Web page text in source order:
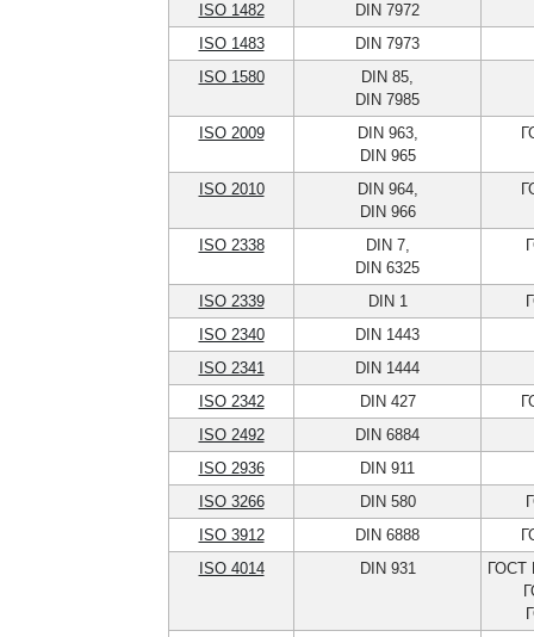
ISO 1482
DIN 7972
ISO 1483
DIN 7973
ISO 1580
DIN 85,
DIN 7985
ISO 2009
DIN 963,
DIN 965
ISO 2010
DIN 964,
DIN 966
ISO 2338
DIN 7,
DIN 6325
ISO 2339 DIN 1
ISO 2340
DIN 1443
ISO 2341
DIN 1444
ISO 2342
DIN 427
ISO 2492
DIN 6884
ISO 2936
DIN 911
ISO 3266
DIN 580
ISO 3912
DIN 6888
ISO 4014
DIN 931
ГОСТ